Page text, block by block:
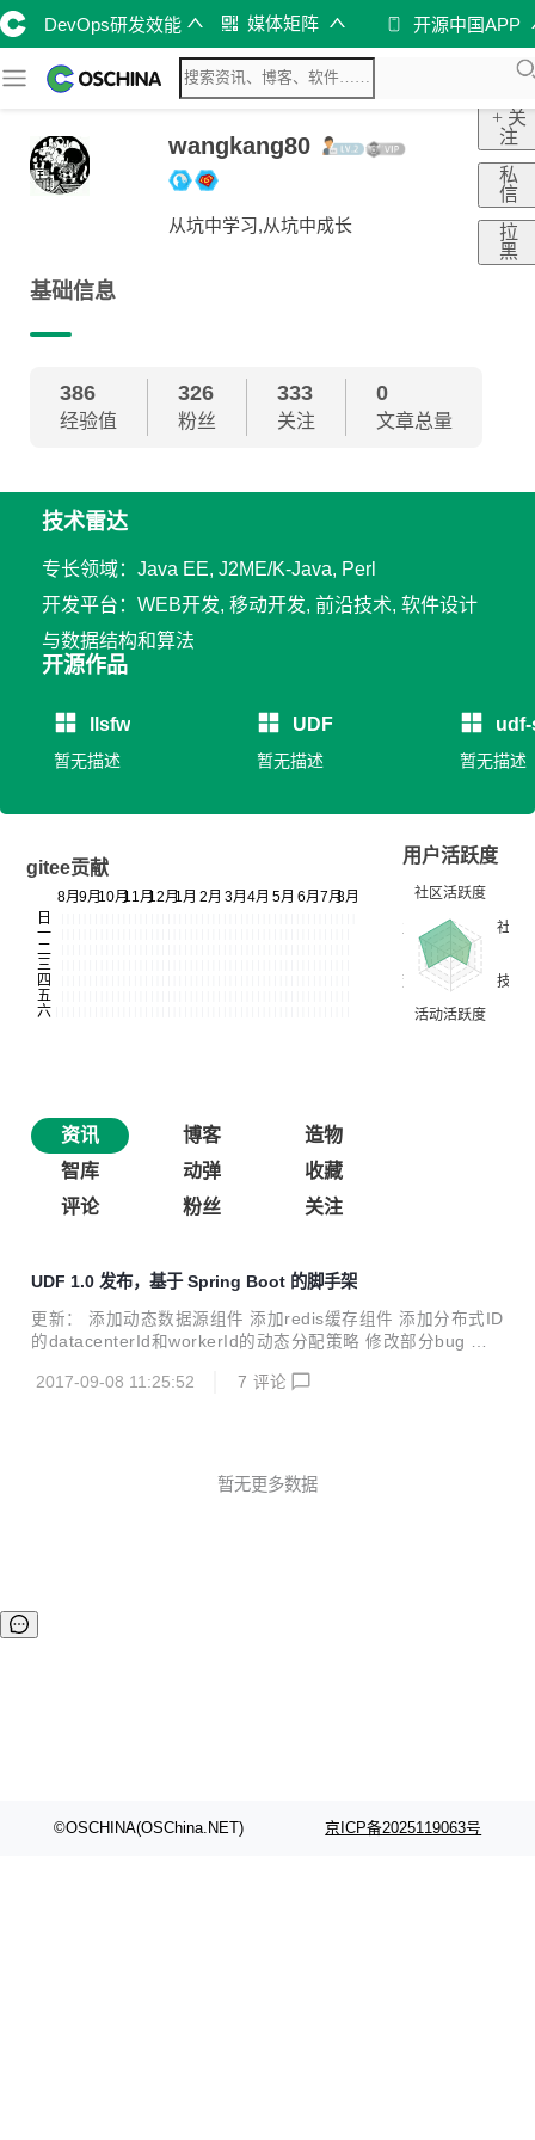
DevOps研发效能 媒体矩阵 开源中国APP
wangkang80
从坑中学习,从坑中成长
+ 关
注
私
信
拉
黑
基础信息
386
经验值
326
粉丝
333
关注
0
文章总量
技术雷达
专长领域：Java EE, J2ME/K-Java, Perl
开发平台：WEB开发, 移动开发, 前沿技术, 软件设计
与数据结构和算法
开源作品
llsfw
暂无描述
UDF
暂无描述 暂无描述
gitee贡献
用户活跃度
资讯 博客
造物
智库
动弹
收藏
评论
粉丝 关注
UDF 1.0 发布，基于 Spring Boot 的脚手架
更新： 添加动态数据源组件 添加redis缓存组件 添加分布式ID
的datacenterId和workerId的动态分配策略 修改部分bug 添
基础项目、脚手架，主要用于学习和实践。按照 Spring Boot
2017-09-08 11:25:52 7 评论
暂无更多数据
©OSCHINA(OSChina.NET) 京ICP备2025119063号